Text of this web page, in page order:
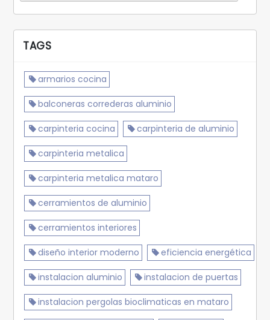
TAGS
armarios cocina
balconeras correderas aluminio
carpinteria cocina carpinteria de aluminio
carpinteria metalica
carpinteria metalica mataro
cerramientos de aluminio
cerramientos interiores
diseño interior moderno eficiencia energética
instalacion aluminio instalacion de puertas
instalacion pergolas bioclimaticas en mataro